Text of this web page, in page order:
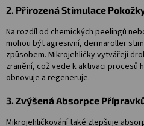
2. Přirozená Stimulace
Na rozdíl od chemických peelingů
mohou být agresivní, dermaroller
způsobem. Mikrojehličky vytvářejí
zranění, což vede k aktivaci procesů
obnovuje a regeneruje.
3. Zvýšená Absorpce
Mikrojehličkování také zlepšuje